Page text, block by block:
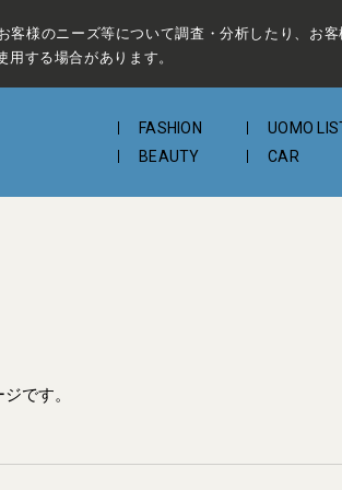
客様のニーズ等について調査・分析したり、お
する場合があります。
FASHION UOMO
BEAUTY
CAR
です。